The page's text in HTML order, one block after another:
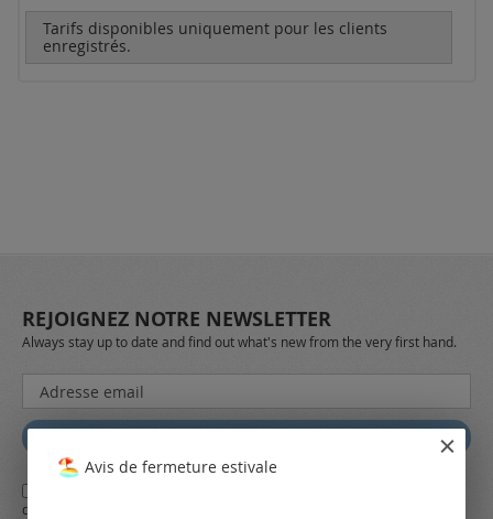
Tarifs disponibles uniquement pour les clients
enregistrés.
REJOIGNEZ NOTRE NEWSLETTER
Always stay up to date and find out what's new from the very first hand.
Inscription
à
notre
lettre
d’information
:
déclaration de protection des données
Avis de fermeture estivale